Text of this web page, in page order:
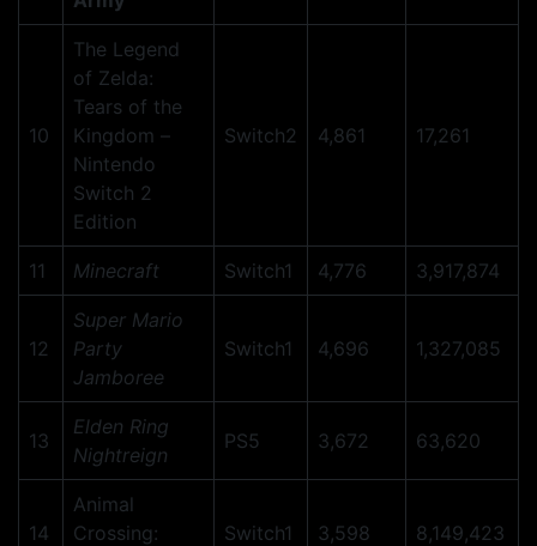
10
The Legend
of Zelda:
Tears of the
Kingdom –
Nintendo
Switch 2
Edition
Switch2 4,861 17,261
11 Minecraft Switch1 4,776 3,917,874
12
Super Mario
Party
Jamboree
Switch1 4,696 1,327,085
13
Elden Ring
Nightreign
PS5 3,672 63,620
14
Animal
Crossing:
Switch1 3,598 8,149,423